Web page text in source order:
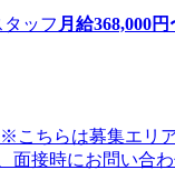
ッフ 月給368,000円
こちらは募集エリ
面接時にお問い合わ